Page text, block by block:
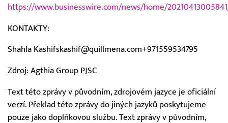
https://www.businesswire.com/news/home/
KONTAKTY:
Shahla Kashifskashif@quillmena.com+971559534795
Zdroj: Agthia Group PJSC
Text této zprávy v původním, zdrojovém jazyce je oficiální
verzí. Překlad této zprávy do jiných jazyků poskytujeme
pouze jako doplňkovou službu. Text zprávy v původním,